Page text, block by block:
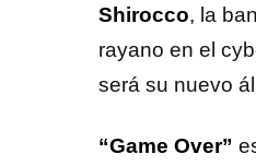
Shirocco, la
rayano en el
será su nuevo
“Game Over”